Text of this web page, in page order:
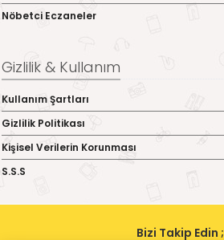
Nöbetci Eczaneler
Gizlilik & Kullanım
Kullanım Şartları
Gizlilik Politikası
Kişisel Verilerin Korunması
S.S.S
Bizi Takip Edin ;